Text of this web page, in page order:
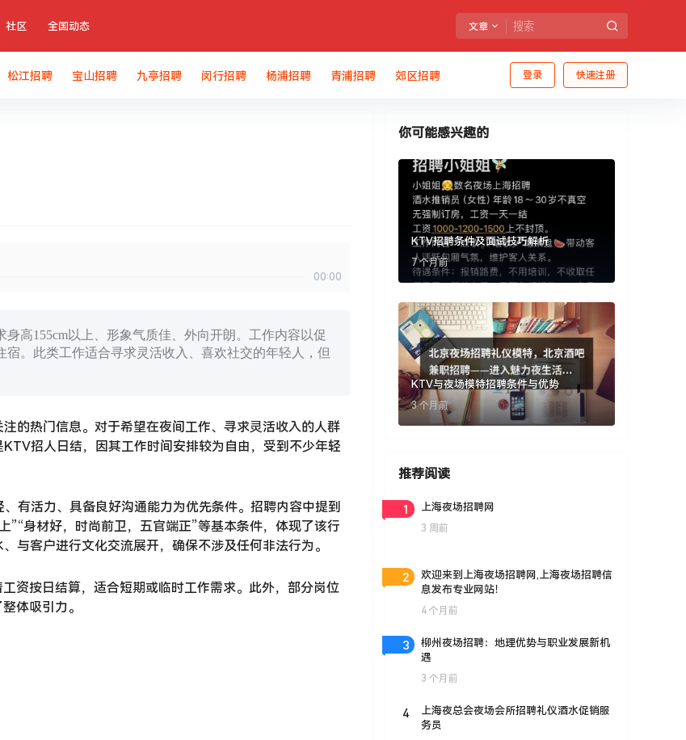
社区 全国动态 文章
登录 快速注册
松江招聘 宝山招聘 九亭招聘 闵行招聘 杨浦招聘 青浦招聘 郊区招聘
00:00
高155cm以上、形象气质佳、外向开朗。工作内容以促
。此类工作适合寻求灵活收入、喜欢社交的年轻人，但
的热门信息。对于希望在夜间工作、寻求灵活收入的人群
招人日结，因其工作时间安排较为自由，受到不少年轻
有活力、具备良好沟通能力为优先条件。招聘内容中提到
”“身材好，时尚前卫，五官端正”等基本条件，体现了该行
与客户进行文化交流展开，确保不涉及任何非法行为。
资按日结算，适合短期或临时工作需求。此外，部分岗位
体吸引力。
你可能感兴趣的
KTV招聘条件及面试技巧解析
7 个月前
KTV与夜场模特招聘条件与优势
3 个月前
推荐阅读
1 上海夜场招聘网
3 周前
2
欢迎来到上海夜场招聘网,上海夜场招聘信
息发布专业网站！
4 个月前
3
柳州夜场招聘：地理优势与职业发展新机
遇
3 个月前
4
上海夜总会夜场会所招聘礼仪酒水促销服
务员